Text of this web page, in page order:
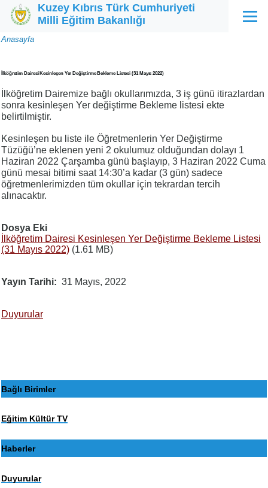
Ana içeriğe atla
Kuzey Kıbrıs Türk Cumhuriyeti
Milli Eğitim Bakanlığı
Menü
Sayfa
Anasayfa
İlköğretim Dairesi Kesinleşen Yer Değiştirme Bekleme Listesi (31 Mayıs 2022)
İlköğretim Dairemize bağlı okullarımızda, 3 iş günü itirazlardan
sonra kesinleşen Yer değiştirme Bekleme listesi ekte
belirtilmiştir.
Kesinleşen bu liste ile Öğretmenlerin Yer Değiştirme
Tüzüğü’ne eklenen yeni 2 okulumuz olduğundan dolayı 1
Haziran 2022 Çarşamba günü başlayıp, 3 Haziran 2022 Cuma
günü mesai bitimi saat 14:30’a kadar (3 gün) sadece
öğretmenlerimizden tüm okullar için tekrardan tercih
alınacaktır.
Dosya Eki
İlköğretim Dairesi Kesinleşen Yer Değiştirme Bekleme Listesi
(31 Mayıs 2022) (1.61 MB)
Yayın Tarihi 31 Mayıs, 2022
Duyurular
Bağlı Birimler
Eğitim Kültür TV
Haberler
Duyurular